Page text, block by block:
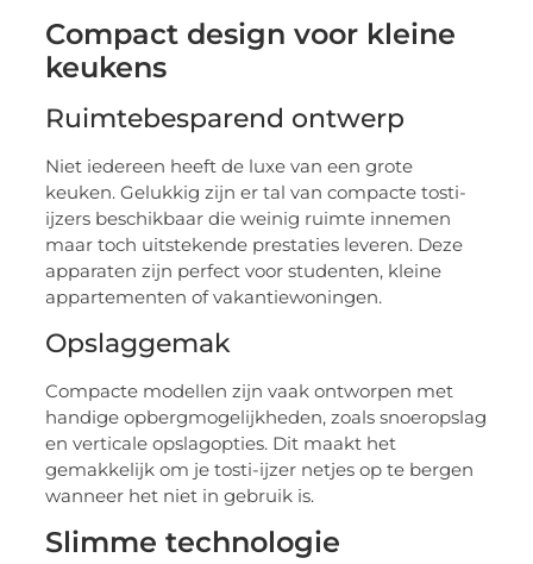
Compact design voor kleine
keukens
Ruimtebesparend ontwerp
Niet iedereen heeft de luxe van een grote
keuken. Gelukkig zijn er tal van compacte tosti-
ijzers beschikbaar die weinig ruimte innemen
maar toch uitstekende prestaties leveren. Deze
apparaten zijn perfect voor studenten, kleine
appartementen of vakantiewoningen.
Opslaggemak
Compacte modellen zijn vaak ontworpen met
handige opbergmogelijkheden, zoals snoeropslag
en verticale opslagopties. Dit maakt het
gemakkelijk om je tosti-ijzer netjes op te bergen
wanneer het niet in gebruik is.
Slimme technologie